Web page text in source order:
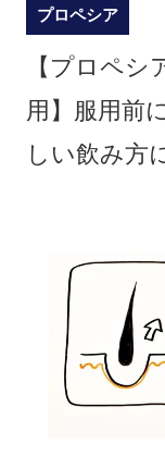
プロペシア
【プロペ
用】服用前
しい飲み方